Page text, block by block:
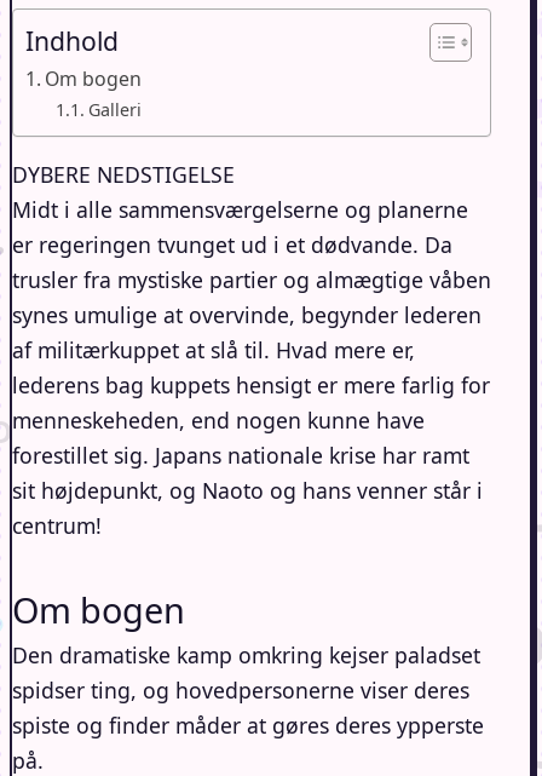
Indhold
Om bogen
Galleri
DYBERE NEDSTIGELSE
Midt i alle sammensværgelserne og planerne
er regeringen tvunget ud i et dødvande. Da
trusler fra mystiske partier og almægtige våben
synes umulige at overvinde, begynder lederen
af militærkuppet at slå til. Hvad mere er,
lederens bag kuppets hensigt er mere farlig for
menneskeheden, end nogen kunne have
forestillet sig. Japans nationale krise har ramt
sit højdepunkt, og Naoto og hans venner står i
centrum!
Om bogen
Den dramatiske kamp omkring kejser paladset
spidser ting, og hovedpersonerne viser deres
spiste og finder måder at gøres deres ypperste
på.